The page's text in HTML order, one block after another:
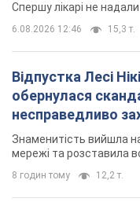
Спершу лікарі не
6.08.2026 12:46 15,3 т.
Відпустка Лесі
обернулася
несправедливо
Знаменитість вийшла
мережі та розставила
8 годин тому 12,2 т.